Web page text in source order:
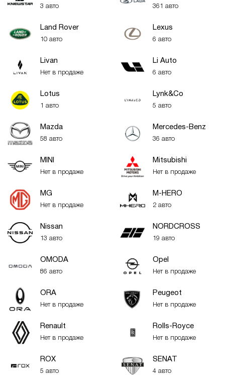
3 авто 361 авто
Land Rover
10 авто
Lexus
6 авто
Livan
Нет в продаже
Li Auto
6 авто
Lotus
1 авто
Lynk&Co
5 авто
Mazda
58 авто
Mercedes-Benz
36 авто
MINI
Нет в продаже
Mitsubishi
Нет в продаже
MG
Нет в продаже
M-HERO
2 авто
Nissan
13 авто
NORDCROSS
19 авто
OMODA
86 авто
Opel
Нет в продаже
ORA
Нет в продаже
Peugeot
Нет в продаже
Renault
Нет в продаже
Rolls-Royce
Нет в продаже
ROX
5 авто
SENAT
4 авто